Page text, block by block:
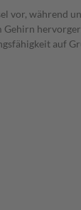
vor, während
Gehirn
auf